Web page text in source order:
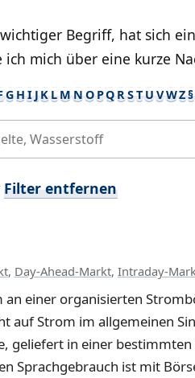
Begriff, hat sich
mich über eine kurze
G H I J K L M N O PQ RST U VWZ§
Filter entfernen
, Day-Ahead-Markt, Intraday-
einer organisierten
auf Strom im allgemeinen
geliefert in einer
Sprachgebrauch ist mit